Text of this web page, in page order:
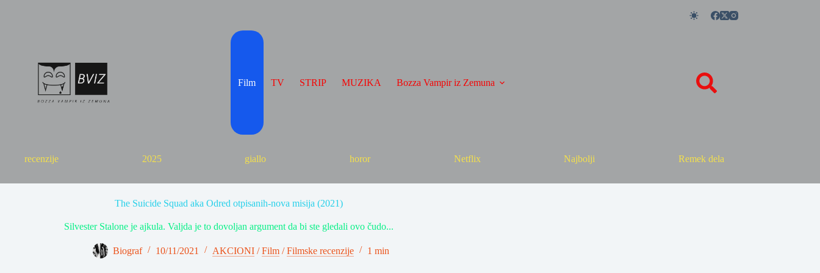
Film TV STRIP MUZIKA Bozza Vampir iz Zemuna
recenzije 2025 giallo horor Netflix Najbolji Remek dela
The Suicide Squad aka Odred otpisanih-nova misija (2021)
Silvester Stalone je ajkula. Valjda je to dovoljan argument da bi ste gledali ovo čudo...
Biograf 10/11/2021 AKCIONI /Film /Filmske recenzije 1 min